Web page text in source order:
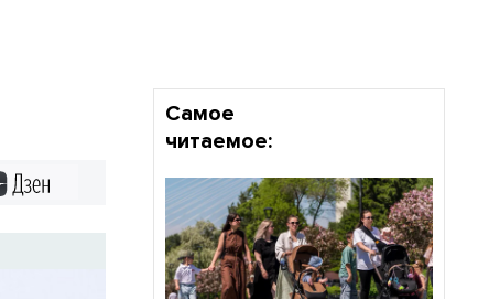
Самое
читаемое: